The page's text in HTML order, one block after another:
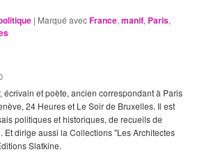
| Marqué avecFrance,manif, Paris,
écrivain et poète, ancien correspondant à Paris
24 Heures et Le Soir de Bruxelles. Il est
politiques et historiques, de recueils de
Et dirige aussi la Collections "Les Architectes
Slatkine.